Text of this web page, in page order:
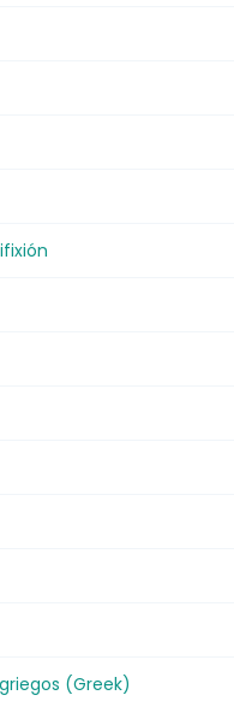
(Greek)